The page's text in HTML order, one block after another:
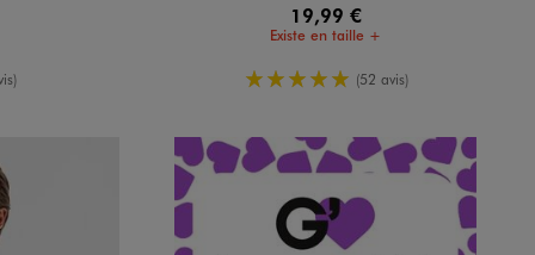
19,99 €
Existe en taille +
5/5 de moyenne
(52 avis)